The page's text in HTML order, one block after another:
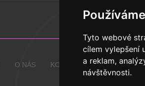
Tyto webové
cílem vylepšení
a reklam,
návštěvnosti.
O NÁS KONTAKTY OBCHODNÍ